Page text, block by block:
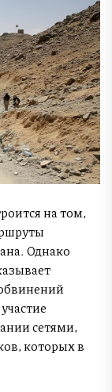
на том,
Однако
сетями,
которых в